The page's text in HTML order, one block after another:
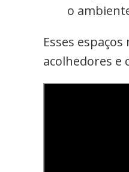
o
Esses
acolhedores e